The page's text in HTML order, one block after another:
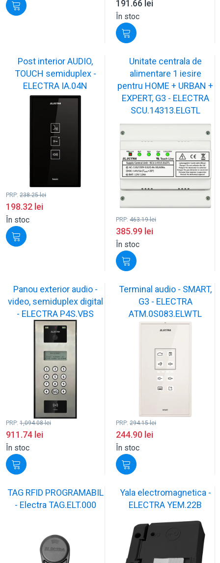
191.66 lei
În stoc
Post interior AUDIO,
TOUCH semiduplex -
ELECTRA IA.04N
PRP: 238.25lei
198.32 lei
În stoc
Unitate centrala de
alimentare 1 iesire
pentru HOME + URBAN +
EXPERT, G3 - ELECTRA
SCU.14313.ELGTL
PRP: 463.19lei
385.99 lei
În stoc
Panou exterior audio -
video, semiduplex digital
- ELECTRA P4S.VBS
PRP: 1,094.08lei
911.74 lei
În stoc
Terminal audio - SMART,
G3 - ELECTRA
ATM.0S083.ELWTL
PRP: 294.15lei
244.90 lei
În stoc
TAG RFID PROGRAMABIL
- Electra TAG.ELT.000
Yala electromagnetica -
ELECTRA YEM.22B